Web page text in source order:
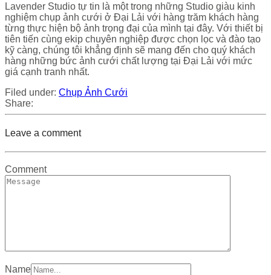
Lavender Studio tự tin là một trong những Studio giàu kinh
nghiệm chụp ảnh cưới ở Đại Lải với hàng trăm khách hàng
từng thực hiện bộ ảnh trọng đại của mình tại đây. Với thiết bị
tiên tiến cùng ekip chuyên nghiệp được chọn lọc và đào tạo
kỹ càng, chúng tôi khẳng định sẽ mang đến cho quý khách
hàng những bức ảnh cưới chất lượng tại Đại Lải với mức
giá cạnh tranh nhất.
Filed under: Chụp Ảnh Cưới
Share:
Leave a comment
Comment
Name